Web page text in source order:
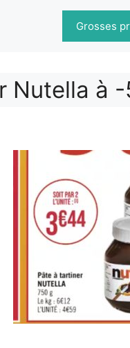
Grosses
Nutella à